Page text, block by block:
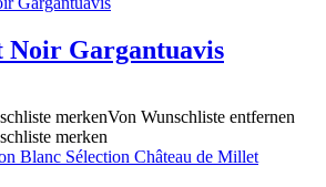
Noir Gargantuavis
merkenVon Wunschliste entfernen
merken